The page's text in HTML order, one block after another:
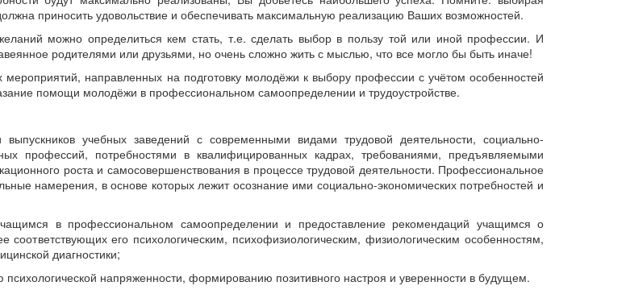
приносить удовольствие и обеспечивать максимальную реализацию Ваших возможностей.
можно определиться кем стать, т.е. сделать выбор в пользу той или иной профессии. И
родителями или друзьями, но очень сложно жить с мыслью, что все могло бы быть иначе!
направленных на подготовку молодёжи к выбору профессии с учётом особенностей
помощи молодёжи в профессиональном самоопределении и трудоустройстве.
учебных заведений с современными видами трудовой деятельности, социально-
профессий, потребностями в квалифицированных кадрах, требованиями, предъявляемыми
роста и самосовершенствования в процессе трудовой деятельности. Профессиональное
намерения, в основе которых лежит осознание ими социально-экономических потребностей и
в профессиональном самоопределении и предоставление рекомендаций учащимся о
его психологическим, психофизиологическим, физиологическим особенностям,
диагностики;
напряженности, формированию позитивного настроя и уверенности в будущем.